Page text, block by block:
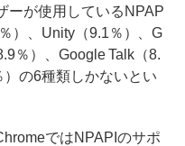
ーが使用しているNPAP
）、Unity（9.1％）、G
％）、Google Talk（8.
の6種類しかないとい
ではNPAPIのサポ